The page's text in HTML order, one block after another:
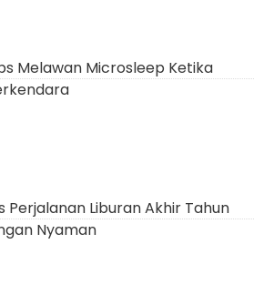
Melawan Microsleep Ketika
Perjalanan Liburan Akhir Tahun
Nyaman